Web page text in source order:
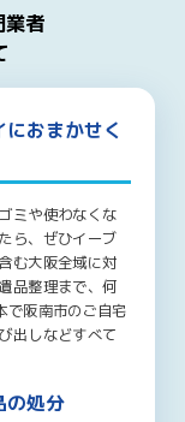
業者
おまかせく
ミや使わなくな
ら、ぜひイーブ
む大阪全域に対
品整理まで、何
で阪南市のご自宅
出しなどすべて
の処分